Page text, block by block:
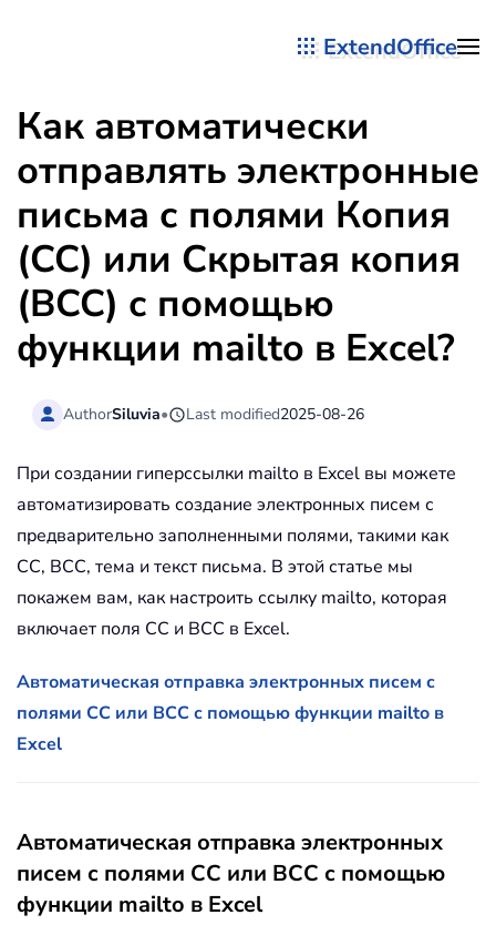
ExtendOffice
Как автоматически
отправлять электронные
письма с полями Копия
(CC) или Скрытая копия
(BCC) с помощью
функции mailto в Excel?
AuthorSiluvia• Last modified2025-08-26
При создании гиперссылки mailto в Excel вы можете
автоматизировать создание электронных писем с
предварительно заполненными полями, такими как
CC, BCC, тема и текст письма. В этой статье мы
покажем вам, как настроить ссылку mailto, которая
включает поля CC и BCC в Excel.
Автоматическая отправка электронных писем с
полями CC или BCC с помощью функции mailto в
Excel
Автоматическая отправка электронных
писем с полями CC или BCC с помощью
функции mailto в Excel